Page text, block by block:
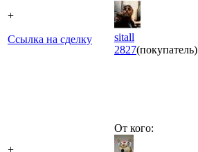
+
Ссылка на сделку
sitall
2827(покупатель)
+
От кого: